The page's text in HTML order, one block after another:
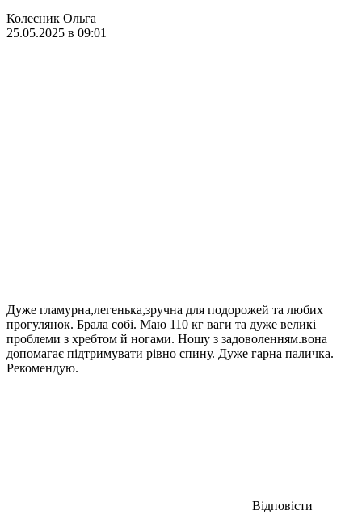
Колесник Ольга
25.05.2025 в 09:01
Дуже гламурна,легенька,зручна для подорожей та любих
прогулянок. Брала собі. Маю 110 кг ваги та дуже великі
проблеми з хребтом й ногами. Ношу з задоволенням.вона
допомагає підтримувати рівно спину. Дуже гарна паличка.
Рекомендую.
Відповісти